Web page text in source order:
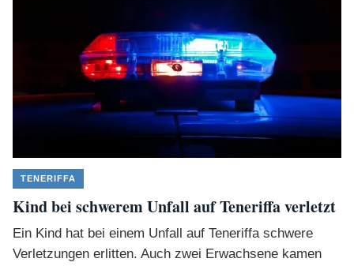
TENERIFFA
Kind bei schwerem Unfall auf Teneriffa verletzt
Ein Kind hat bei einem Unfall auf Teneriffa schwere
Verletzungen erlitten. Auch zwei Erwachsene kamen